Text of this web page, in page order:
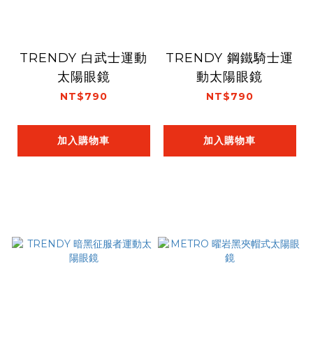
TRENDY 白武士運動
太陽眼鏡
NT$790
加入購物車
TRENDY 鋼鐵騎士運
動太陽眼鏡
NT$790
加入購物車